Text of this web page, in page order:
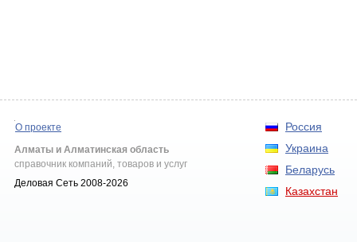
Россия
Украина
Беларусь
Казахстан
О проекте
Алматы и Алматинская область
справочник компаний, товаров и услуг
Деловая Сеть 2008-2026